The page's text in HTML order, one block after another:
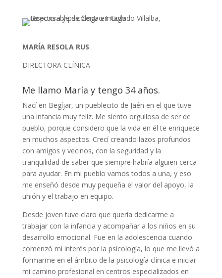
MARÍA RESOLA RUS
DIRECTORA CLÍNICA
Me llamo María y tengo 34 años.
Nací en Begíjar, un pueblecito de Jaén en el que tuve
una infancia muy feliz. Me siento orgullosa de ser de
pueblo, porque considero que la vida en él te enriquece
en muchos aspectos. Crecí creando lazos profundos
con amigos y vecinos, con la seguridad y la
tranquilidad de saber que siempre habría alguien cerca
para ayudar. En mi pueblo vamos todos a una, y eso
me enseñó desde muy pequeña el valor del apoyo, la
unión y el trabajo en equipo.
Desde joven tuve claro que quería dedicarme a
trabajar con la infancia y acompañar a los niños en su
desarrollo emocional. Fue en la adolescencia cuando
comenzó mi interés por la psicología, lo que me llevó a
formarme en el ámbito de la psicología clínica e iniciar
mi camino profesional en centros especializados en